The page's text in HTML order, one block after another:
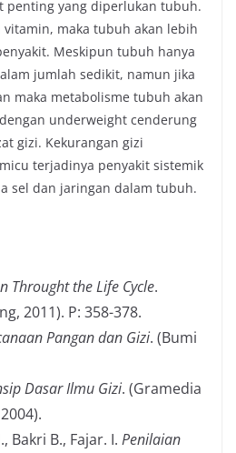
penting yang diperlukan tubuh.
maka tubuh akan lebih
Meskipun tubuh hanya
jumlah sedikit, namun jika
maka metabolisme tubuh akan
underweight cenderung
gizi. Kekurangan gizi
terjadinya penyakit sistemik
sel dan jaringan dalam tubuh.
Throught the Life Cycle.
2011). P: 358-378.
Pangan dan Gizi. (Bumi
Dasar Ilmu Gizi. (Gramedia
Bakri B., Fajar. I. Penilaian